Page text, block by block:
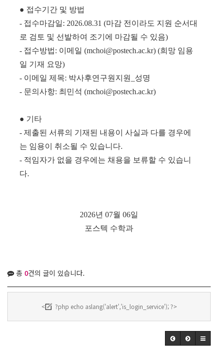
● 접수기간 및 방법
- 접수마감일: 2026.08.31 (마감 전이라도 지원 순서대
로 검토 및 선발하여 조기에 마감될 수 있음)
- 접수방법: 이메일 (mchoi@postech.ac.kr) (희망 임용
일 기재 요망)
- 이메일 제목: 박사후연구원지원_성명
- 문의사항: 최민석 (mchoi@postech.ac.kr)
● 기타
- 제출된 서류의 기재된 내용이 사실과 다를 경우에
는 임용이 취소될 수 있습니다.
- 적임자가 없을 경우에는 채용을 보류할 수 있습니
다.
2026년 07월 06일
포스텍 수학과
총 0건의 글이 있습니다.
< ?php echo aslang('alert','is_login_service'); ?>